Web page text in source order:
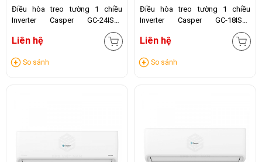
Điều hòa treo tường 1 chiều
Inverter Casper GC-24IS32
Liên hệ
So sánh
Điều hòa treo tường 1 chiều
Inverter Casper GC-18IS33
Liên hệ
So sánh